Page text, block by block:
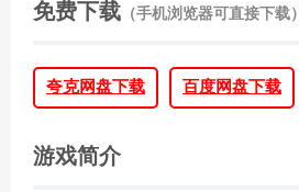
免费下载 （手机浏览器可直接下载）
夸克网盘下载 百度网盘下载
游戏简介